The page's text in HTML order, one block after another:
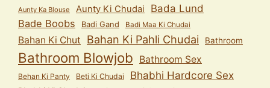
Aunty Ka Blouse
Aunty Ki Chudai
Bada Lund
Bade Boobs
Badi Gand Badi Maa Ki Chudai
Bahan Ki Chut Bahan Ki Pahli Chudai Bathroom
Bathroom Blowjob Bathroom Sex
Behan Ki Panty Beti Ki Chudai Bhabhi Hardcore Sex